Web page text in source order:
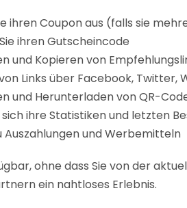
ihren Coupon aus (falls sie
ihren Gutscheincode
und Kopieren von
Links über Facebook, Twitter,
und Herunterladen von QR-
sich ihre Statistiken und letzten
Auszahlungen und Werbemitteln
ohne dass Sie von der
ein nahtloses Erlebnis.